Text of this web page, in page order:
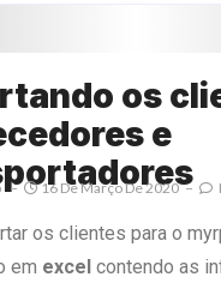
os
e
16 De Março De 2020
os clientes para o
em excel contendo as